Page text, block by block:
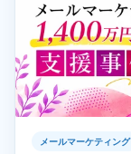
メールマーケティング